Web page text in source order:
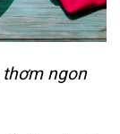
ngon